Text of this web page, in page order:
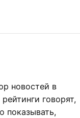
новостей в
говорят,
показывать,